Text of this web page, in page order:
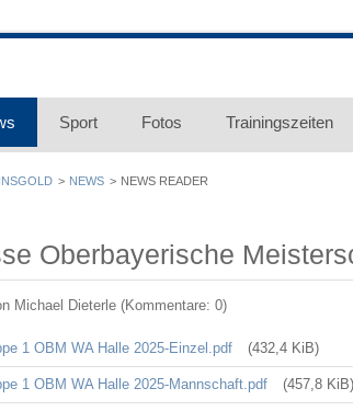
Sport Fotos Trainingszeiten
NEWS NEWS READER
Oberbayerische
Michael Dieterle (Kommentare: 0)
1 OBM WA Halle 2025-Einzel.pdf (432,4 KiB)
1 OBM WA Halle 2025-Mannschaft.pdf (457,8 KiB)